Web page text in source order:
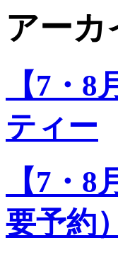
アーカ
【7・
ティー
【7・
要予約）